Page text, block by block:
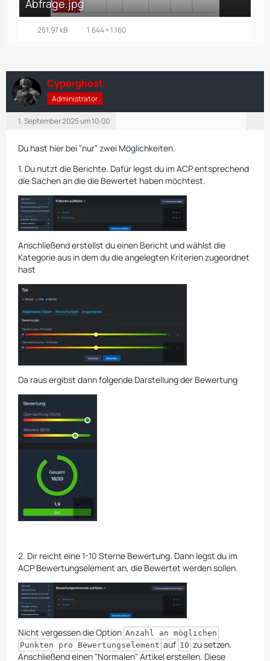
Abfrage.jpg
251,97 kB 1.644 × 1.160
Cyperghost
Administrator
1. September 2025 um 10:00
Du hast hier bei "nur" zwei Möglichkeiten.
1. Du nutzt die Berichte. Dafür legst du im ACP entsprechend
die Sachen an die die Bewertet haben möchtest.
Anschließend erstellst du einen Bericht und wählst die
Kategorie aus in dem du die angelegten Kriterien zugeordnet
hast
Da raus ergibst dann folgende Darstellung der Bewertung
2. Dir reicht eine 1-10 Sterne Bewertung. Dann legst du im
ACP Bewertungselement an, die Bewertet werden sollen.
Nicht vergessen die Option Anzahl an möglichen
Punkten pro Bewertungselement auf 10 zu setzen.
Anschließend einen "Normalen" Artikel erstellen. Diese